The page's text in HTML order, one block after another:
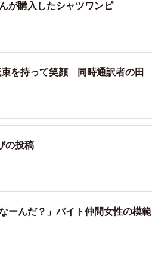
が購入したシャツワンピ
を持って笑顔 同時通訳者の田
の投稿
ーんだ？」バイト仲間女性の模範